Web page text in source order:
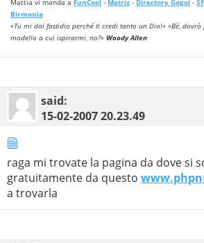
Mattia vi manda a FunCool - Matriz - Directory Gogol -
Birmania
«Tu mi dai fastidio perché ti credi tanto un Dio!» «Bè,
modello a cui ispirarmi, no?» Woody Allen
said:
15-02-200720.23.49
raga mi trovate la pagina da dove si
gratuitamente da questo
a trovarla